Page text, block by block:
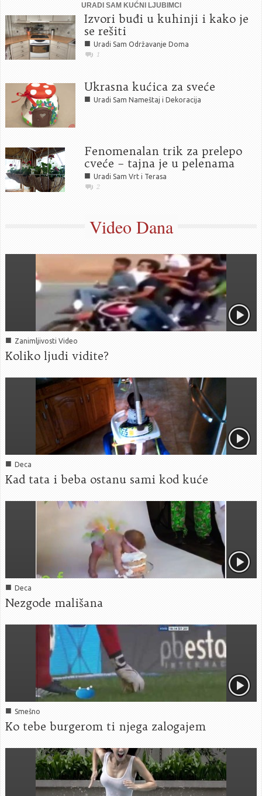
URADI SAM KUĆNI LJUBIMCI
Izvori buđi u kuhinji i kako je
se rešiti
■ Uradi Sam Održavanje Doma
1
Ukrasna kućica za sveće
■ Uradi Sam Nameštaj i Dekoracija
Fenomenalan trik za prelepo
cveće – tajna je u pelenama
■ Uradi Sam Vrt i Terasa
2
Video Dana
■ Zanimljivosti Video
Koliko ljudi vidite?
■ Deca
Kad tata i beba ostanu sami kod kuće
■ Deca
Nezgode mališana
■ Smešno
Ko tebe burgerom ti njega zalogajem